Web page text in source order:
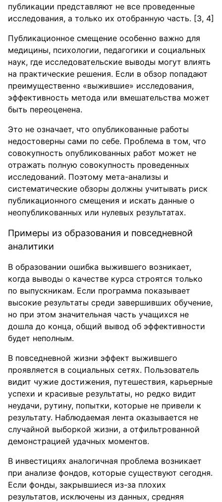
публикации представляют не все проведенные
исследования, а только их отобранную часть. [3, 4]
Публикационное смещение особенно важно для
медицины, психологии, педагогики и социальных
наук, где исследовательские выводы могут влиять
на практические решения. Если в обзор попадают
преимущественно «выжившие» исследования,
эффективность метода или вмешательства может
быть переоценена.
Это не означает, что опубликованные работы
недостоверны сами по себе. Проблема в том, что
совокупность опубликованных работ может не
отражать полную совокупность проведенных
исследований. Поэтому мета-анализы и
систематические обзоры должны учитывать риск
публикационного смещения и искать данные о
неопубликованных или нулевых результатах.
Примеры из образования и повседневной
аналитики
В образовании ошибка выжившего возникает,
когда выводы о качестве курса строятся только
по выпускникам. Если программа показывает
высокие результаты среди завершивших обучение,
но при этом значительная часть учащихся не
дошла до конца, общий вывод об эффективности
будет неполным.
В повседневной жизни эффект выжившего
проявляется в социальных сетях. Пользователь
видит чужие достижения, путешествия, карьерные
успехи и красивые результаты, но редко видит
неудачи, рутину, попытки, которые не привели к
результату. Наблюдаемая лента оказывается не
случайной выборкой жизни, а отфильтрованной
демонстрацией удачных моментов.
В инвестициях аналогичная проблема возникает
при анализе фондов, которые существуют сегодня.
Если фонды, закрывшиеся из-за плохих
результатов, исключены из данных, средняя